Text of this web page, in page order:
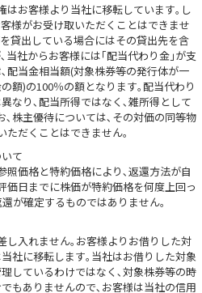
はお客様より当社に移転しています｡し
様がお受け取いただくことはできませ
貸出している場合にはその貸出先を含
当社からお客様には｢配当代わり金｣が支
配当金相当額(対象株券等の発行体が一
額)の100％の額となります｡配当代わり
なり､配当所得ではなく､雑所得として
､株主優待については､その対価の同等物
ただくことはできません｡
て
照価格と特約価格により､返還方法が自
価日までに株価が特約価格を何度上回っ
が確定するものではありません｡
し入れません｡お客様よりお借りした対
社に移転します｡当社はお借りした対象
しているわけではなく､対象株券等の時
もありませんので､お客様は当社の信用